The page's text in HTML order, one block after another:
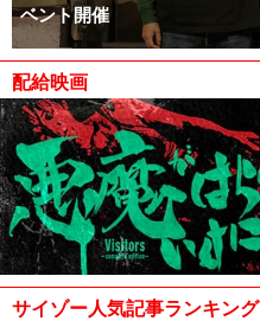
ベント開催
配給映画
サイゾー人気記事ランキング